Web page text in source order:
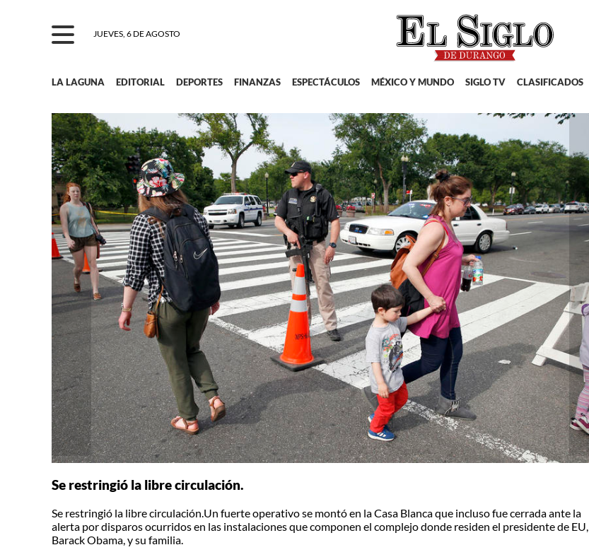
JUEVES, 6 DE AGOSTO
LA LAGUNA EDITORIAL DEPORTES FINANZAS ESPECTÁCULOS MÉXICO Y MUNDO SIGLO TV CLASIFICADOS
Se restringió la libre circulación.
Se restringió la libre circulación.Un fuerte operativo se montó en la Casa Blanca que incluso fue cerrada ante la
alerta por disparos ocurridos en las instalaciones que componen el complejo donde residen el presidente de EU,
Barack Obama, y su familia.